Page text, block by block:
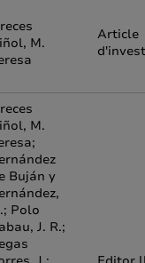
M.
Article
M.
Buján y
Polo
J. R.;